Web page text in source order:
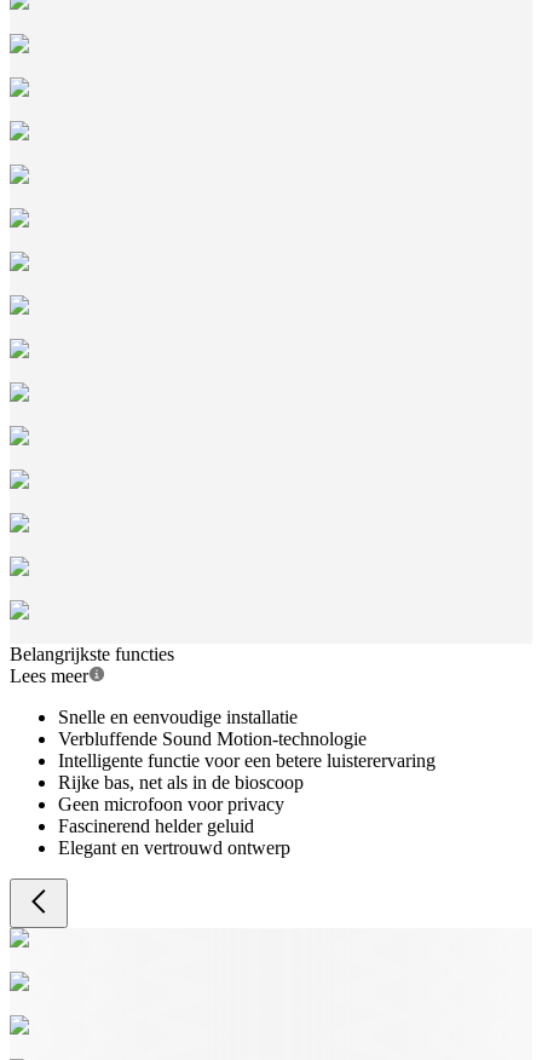
Belangrijkste functies
Lees meer
Snelle en eenvoudige installatie
Verbluffende Sound Motion-technologie
Intelligente functie voor een betere luisterervaring
Rijke bas, net als in de bioscoop
Geen microfoon voor privacy
Fascinerend helder geluid
Elegant en vertrouwd ontwerp